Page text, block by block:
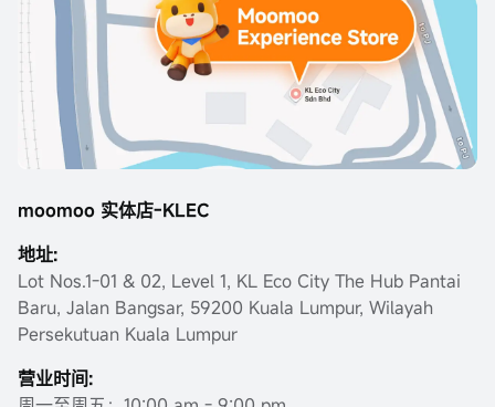
moomoo 实体店-KLEC
地址:
Lot Nos.1-01 & 02, Level 1, KL Eco City The Hub Pantai
Baru, Jalan Bangsar, 59200 Kuala Lumpur, Wilayah
Persekutuan Kuala Lumpur
营业时间: